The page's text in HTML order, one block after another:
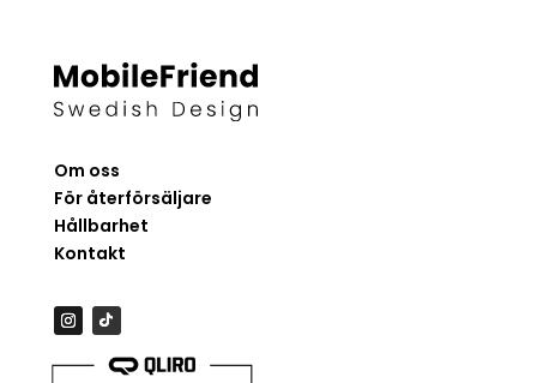
Om oss
För återförsäljare
Hållbarhet
Kontakt